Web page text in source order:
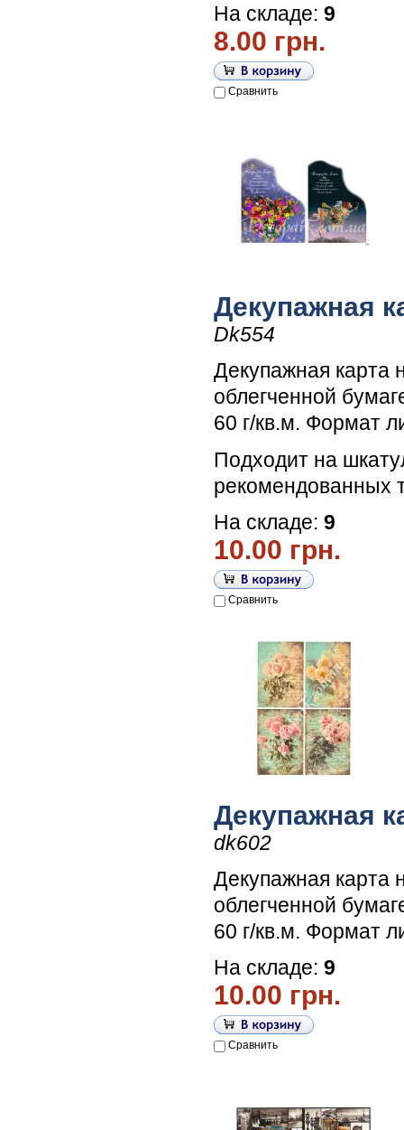
На складе: 9
8.00 грн.
Сравнить
Декупажная
Dk554
Декупажная карта
облегченной
60 г/кв.м. Формат
Подходит на
рекомендованных
На складе: 9
10.00 грн.
Сравнить
Декупажная
dk602
Декупажная карта
облегченной
60 г/кв.м. Формат
На складе: 9
10.00 грн.
Сравнить